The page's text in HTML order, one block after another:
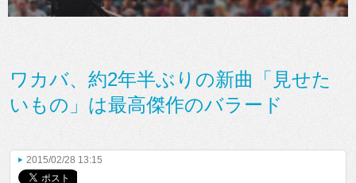
ワカバ、約2年半ぶりの新曲「見せた
いもの」は最高傑作のバラード
2015/02/28 13:15